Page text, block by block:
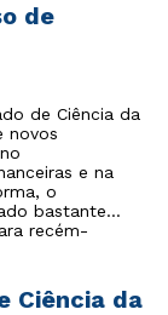
e
de
de Ciência da
novos
e na
o
bastante
recém-
Ciência da